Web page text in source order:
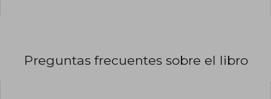
Preguntas frecuentes sobre el libro